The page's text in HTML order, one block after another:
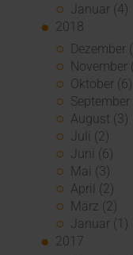
Januar (4)
2018
Dezember
November
Oktober (6)
September
August (3)
Juli (2)
Juni (6)
Mai (3)
April (2)
März (2)
Januar (1)
2017